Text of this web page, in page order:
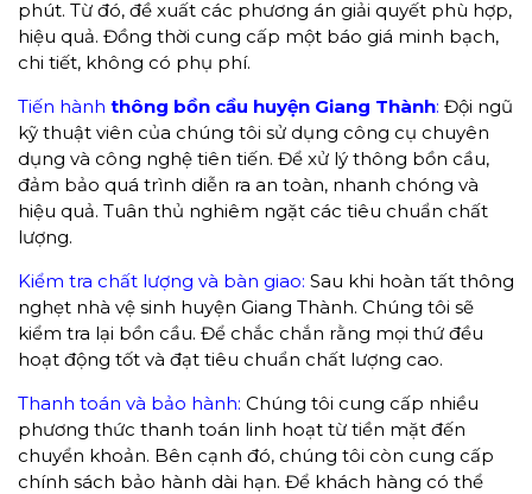
phút. Từ đó, đề xuất các phương án giải quyết phù hợp,
hiệu quả. Đồng thời cung cấp một báo giá minh bạch,
chi tiết, không có phụ phí.
Tiến hành thông bồn cầu huyện Giang Thành: Đội ngũ
kỹ thuật viên của chúng tôi sử dụng công cụ chuyên
dụng và công nghệ tiên tiến. Để xử lý thông bồn cầu,
đảm bảo quá trình diễn ra an toàn, nhanh chóng và
hiệu quả. Tuân thủ nghiêm ngặt các tiêu chuẩn chất
lượng.
Kiểm tra chất lượng và bàn giao: Sau khi hoàn tất thông
nghẹt nhà vệ sinh huyện Giang Thành. Chúng tôi sẽ
kiểm tra lại bồn cầu. Để chắc chắn rằng mọi thứ đều
hoạt động tốt và đạt tiêu chuẩn chất lượng cao.
Thanh toán và bảo hành: Chúng tôi cung cấp nhiều
phương thức thanh toán linh hoạt từ tiền mặt đến
chuyển khoản. Bên cạnh đó, chúng tôi còn cung cấp
chính sách bảo hành dài hạn. Để khách hàng có thể